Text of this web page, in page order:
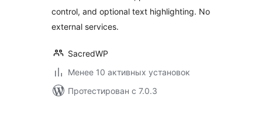
control, and optional text highlighting. No
external services.
SacredWP
Менее 10 активных установок
Протестирован с 7.0.3